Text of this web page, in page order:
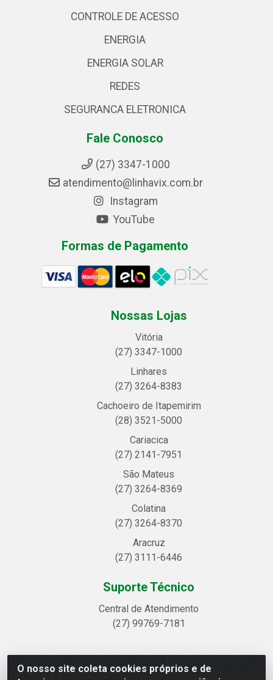
O nosso site coleta cookies próprios e de
CONTROLE DE ACESSO
ENERGIA
ENERGIA SOLAR
REDES
SEGURANCA ELETRONICA
Fale Conosco
(27) 3347-1000
atendimento@linhavix.com.br
Instagram
YouTube
Formas de Pagamento
Nossas Lojas
Vitória
(27) 3347-1000
Linhares
(27) 3264-8383
Cachoeiro de Itapemirim
(28) 3521-5000
Cariacica
(27) 2141-7951
São Mateus
(27) 3264-8369
Colatina
(27) 3264-8370
Aracruz
(27) 3111-6446
Suporte Técnico
Central de Atendimento
(27) 99769-7181
Linhavix Distribuidora LTDA - Avenida Alegre, 2521 -